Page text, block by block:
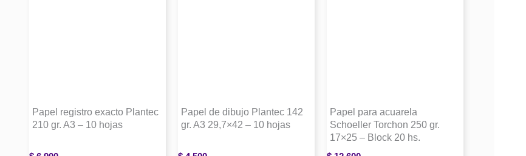
Papel registro exacto Plantec
210 gr. A3 – 10 hojas
Papel de dibujo Plantec 142
gr. A3 29,7×42 – 10 hojas
Papel para acuarela
Schoeller Torchon 250 gr.
17×25 – Block 20 hs.